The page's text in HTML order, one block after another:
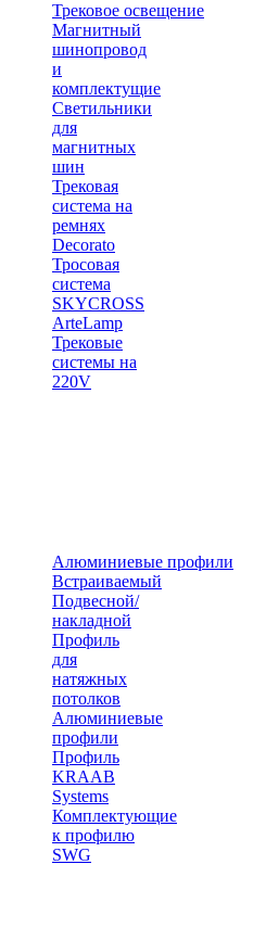
Трековое освещение
Магнитный
шинопровод
и
комплектущие
Светильники
для
магнитных
шин
Трековая
система на
ремнях
Decorato
Тросовая
система
SKYCROSS
ArteLamp
Трековые
системы на
220V
Алюминиевые профили
Встраиваемый
Подвесной/
накладной
Профиль
для
натяжных
потолков
Алюминиевые
профили
Профиль
KRAAB
Systems
Комплектующие
к профилю
SWG